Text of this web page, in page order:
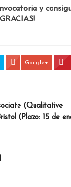
y
Google+
(Qualitative
(Plazo: 15 de